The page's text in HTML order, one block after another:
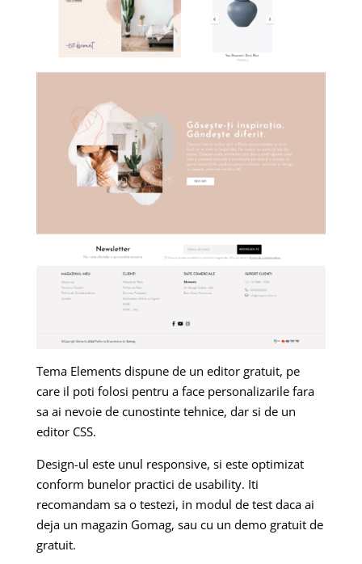
Tema Elements dispune de un editor gratuit, pe
care il poti folosi pentru a face personalizarile fara
sa ai nevoie de cunostinte tehnice, dar si de un
editor CSS.
Design-ul este unul responsive, si este optimizat
conform bunelor practici de usability. Iti
recomandam sa o testezi, in modul de test daca ai
deja un magazin Gomag, sau cu un demo gratuit de
gratuit.